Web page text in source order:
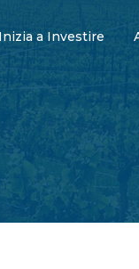
Inizia a Investire